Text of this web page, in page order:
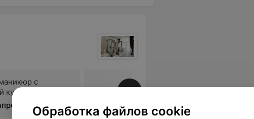
с
кутикулы
Обработка файлов cookie